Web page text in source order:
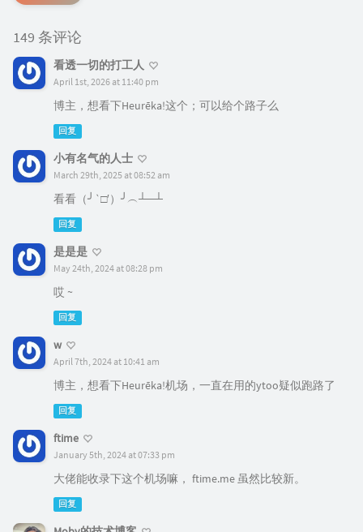
149 条评论
看透一切的打工人
April 1st, 2026 at 11:40 pm
博主，想看下Heurēka!这个；可以给个路子么
回复
小有名气的人士
March 29th, 2025 at 08:52 am
看看（╯‵□′）╯︵┴─┴
回复
是是是
May 24th, 2024 at 08:28 pm
哎 ~
回复
w
April 7th, 2024 at 10:41 am
博主，想看下Heurēka!机场，一直在用的ytoo疑似跑路了
回复
ftime
January 5th, 2024 at 07:33 pm
大佬能收录下这个机场嘛， ftime.me 虽然比较新。
回复